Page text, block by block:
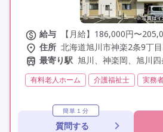
給与
【月給】186,000円〜
住所 北海道旭川市神楽2条9丁
最寄り駅 旭川、神楽岡、旭川四
有料老人ホーム 介護福祉士
実務
残業月20時間以内
残業ほぼなし
社会保険完備
交通費支給
簡単１分
質問する